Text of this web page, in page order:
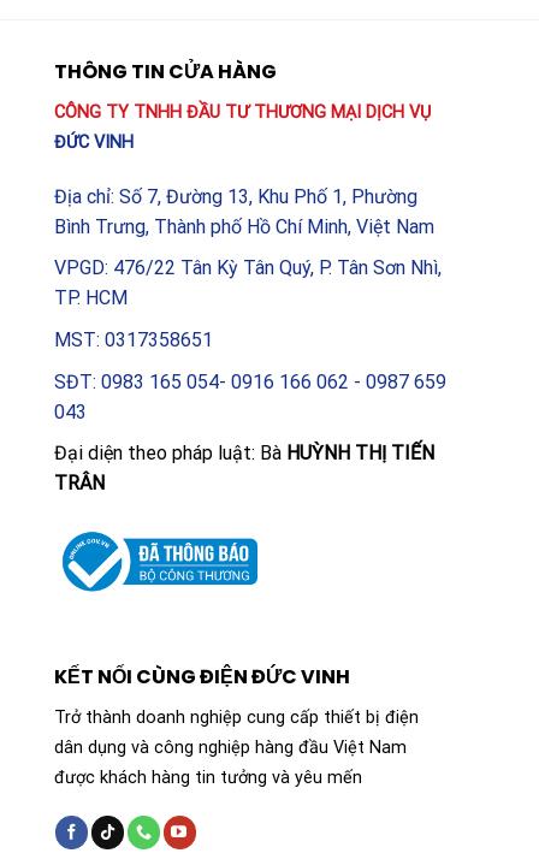
THÔNG TIN CỬA HÀNG
CÔNG TY TNHH ĐẦU TƯ THƯƠNG MẠI DỊCH VỤ
ĐỨC VINH
Địa chỉ: Số 7, Đường 13, Khu Phố 1, Phường
Bình Trưng, Thành phố Hồ Chí Minh, Việt Nam
VPGD: 476/22 Tân Kỳ Tân Quý, P. Tân Sơn Nhì,
TP. HCM
MST: 0317358651
SĐT: 0983 165 054- 0916 166 062 - 0987 659
043
Đại diện theo pháp luật: Bà HUỲNH THỊ TIẾN
TRÂN
KẾT NỐI CÙNG ĐIỆN ĐỨC VINH
Trở thành doanh nghiệp cung cấp thiết bị điện
dân dụng và công nghiệp hàng đầu Việt Nam
được khách hàng tin tưởng và yêu mến